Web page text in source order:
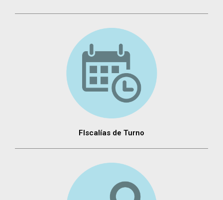
FIscalías de Turno